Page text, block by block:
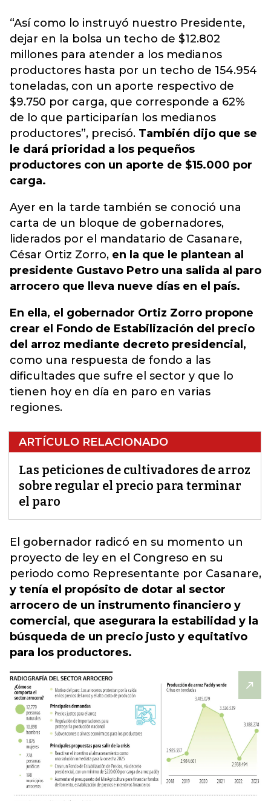
“Así como lo instruyó nuestro Presidente,
dejar en la bolsa un techo de $12.802
millones para atender a los medianos
productores hasta por un techo de 154.954
toneladas, con un aporte respectivo de
$9.750 por carga, que corresponde a 62%
de lo que participarían los medianos
productores”, precisó. También dijo que se
le dará prioridad a los pequeños
productores con un aporte de $15.000 por
carga.
Ayer en la tarde también se conoció una
carta de un bloque de gobernadores,
liderados por el mandatario de Casanare,
César Ortiz Zorro, en la que le plantean al
presidente Gustavo Petro una salida al paro
arrocero que lleva nueve días en el país.
En ella, el gobernador Ortiz Zorro propone
crear el Fondo de Estabilización del precio
del arroz mediante decreto presidencial,
como una respuesta de fondo a las
dificultades que sufre el sector y que lo
tienen hoy en día en paro en varias
regiones.
ARTÍCULO RELACIONADO
Las peticiones de cultivadores de arroz
sobre regular el precio para terminar
el paro
El gobernador radicó en su momento un
proyecto de ley en el Congreso en su
periodo como Representante por Casanare,
y tenía el propósito de dotar al sector
arrocero de un instrumento financiero y
comercial, que asegurara la estabilidad y la
búsqueda de un precio justo y equitativo
para los productores.